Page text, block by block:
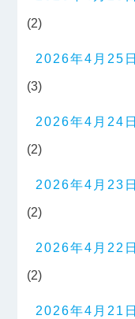
(2)
2026年4月25日
(3)
2026年4月24日
(2)
2026年4月23日
(2)
2026年4月22日
(2)
2026年4月21日